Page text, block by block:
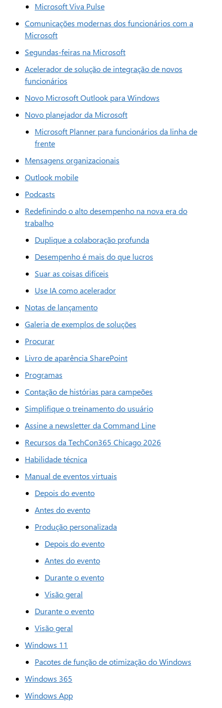
Microsoft Viva Pulse
Comunicações modernas dos funcionários com a
Microsoft
Segundas-feiras na Microsoft
Acelerador de solução de integração de novos
funcionários
Novo Microsoft Outlook para Windows
Novo planejador da Microsoft
Microsoft Planner para funcionários da linha de
frente
Mensagens organizacionais
Outlook mobile
Podcasts
Redefinindo o alto desempenho na nova era do
trabalho
Duplique a colaboração profunda
Desempenho é mais do que lucros
Suar as coisas difíceis
Use IA como acelerador
Notas de lançamento
Galeria de exemplos de soluções
Procurar
Livro de aparência SharePoint
Programas
Contação de histórias para campeões
Simplifique o treinamento do usuário
Assine a newsletter da Command Line
Recursos da TechCon365 Chicago 2026
Habilidade técnica
Manual de eventos virtuais
Depois do evento
Antes do evento
Produção personalizada
Depois do evento
Antes do evento
Durante o evento
Visão geral
Durante o evento
Visão geral
Windows 11
Pacotes de função de otimização do Windows
Windows 365
Windows App